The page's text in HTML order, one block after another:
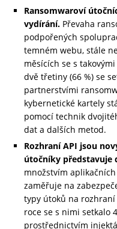
Ransomwaroví
vydírání. Převaha
podpořených
temném webu, stále
měsících se s
dvě třetiny (66 %) se
partnerstvími
kybernetické kartely
pomocí technik
dat a dalších metod.
Rozhraní API jsou
útočníky představuje
množstvím
zaměřuje na
typy útoků na
roce se s nimi setkalo
prostřednictvím